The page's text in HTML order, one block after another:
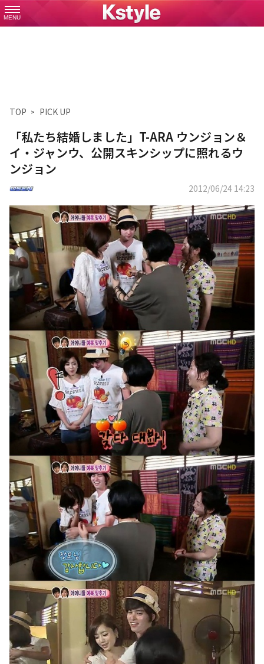
MENU
TOP PICK UP
「私たち結婚しました」T-ARA ウンジョン＆
イ・ジャンウ、公開スキンシップに照れるウ
ンジョン
2012/06/24 14:23